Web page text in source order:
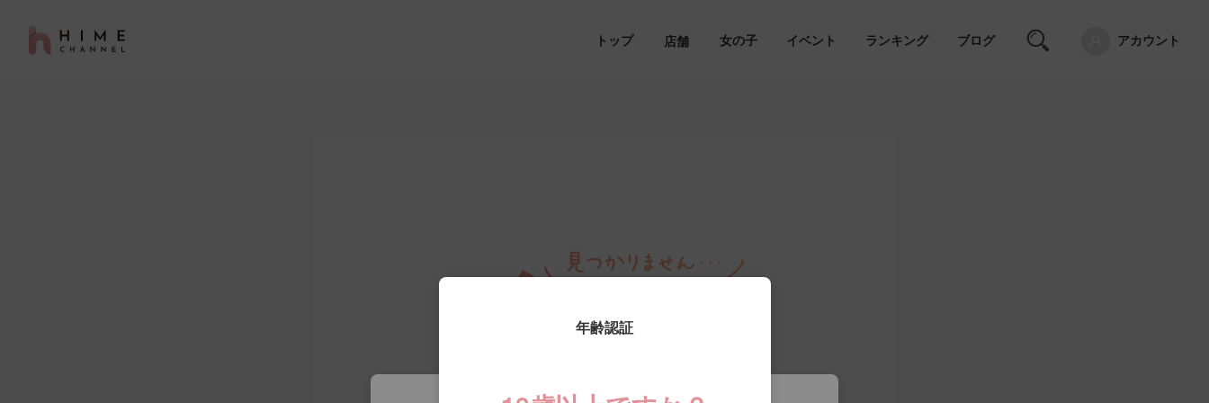
トップ 店舗 女の子 イベント ランキング ブログ アカウント
年齢認証